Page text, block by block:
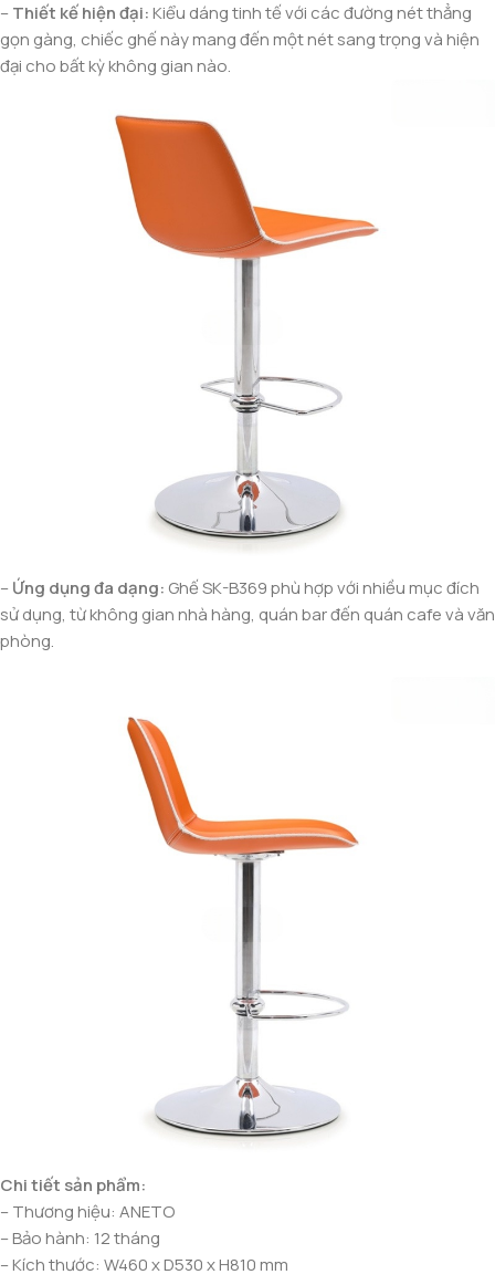
–Thiết kế hiện đại:Kiểu dáng tinh tế với các đường nét thẳng
gọn gàng, chiếc ghế này mang đến một nét sang trọng và hiện
đại cho bất kỳ không gian nào.
–Ứng dụng đa dạng: Ghế SK-B369 phù hợp với nhiều mục đích
sử dụng, từ không gian nhà hàng, quán bar đến quán cafe và văn
phòng.
Chi tiết sản phẩm:
– Thương hiệu: ANETO
– Bảo hành: 12 tháng
– Kích thước: W460 x D530 x H810 mm